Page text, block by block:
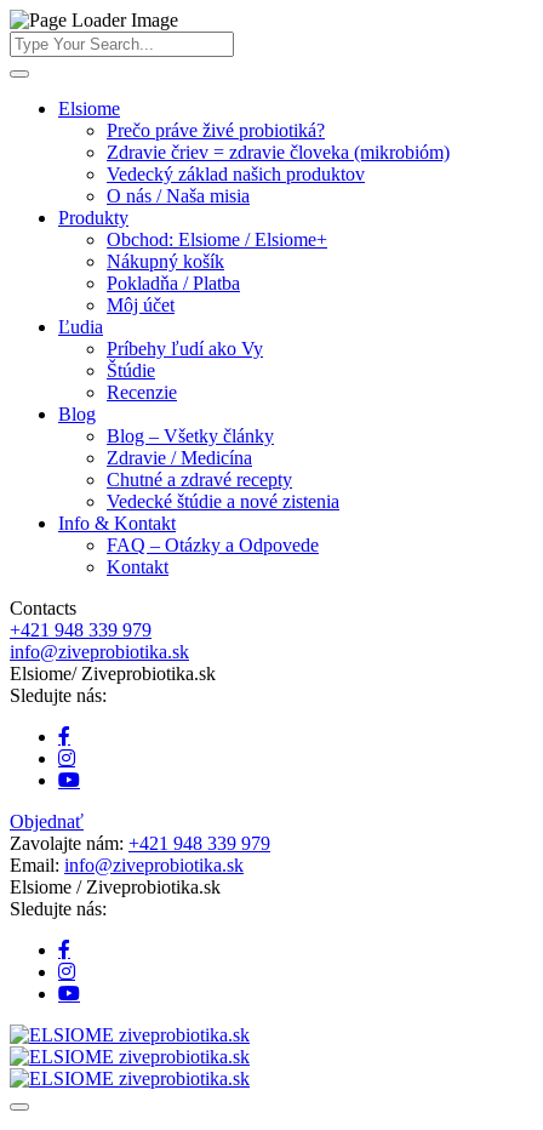
Elsiome
Prečo práve živé probiotiká?
Zdravie čriev = zdravie človeka (mikrobióm)
Vedecký základ našich produktov
O nás / Naša misia
Produkty
Obchod: Elsiome / Elsiome+
Nákupný košík
Pokladňa / Platba
Môj účet
Ľudia
Príbehy ľudí ako Vy
Štúdie
Recenzie
Blog
Blog – Všetky články
Zdravie / Medicína
Chutné a zdravé recepty
Vedecké štúdie a nové zistenia
Info & Kontakt
FAQ – Otázky a Odpovede
Kontakt
Contacts
+421 948 339 979
info@ziveprobiotika.sk
Elsiome/ Ziveprobiotika.sk
Sledujte nás:
Objednať
Zavolajte nám: +421 948 339 979
Email: info@ziveprobiotika.sk
Elsiome / Ziveprobiotika.sk
Sledujte nás: